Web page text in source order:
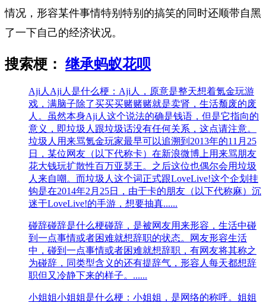
情况，形容某件事情特别特别的搞笑的同时还顺带自黑
了一下自己的经济状况。
搜索梗： 继承蚂蚁花呗
Aji人 Aji人是什么梗：Aji人，原意是整天想着氪金玩游
戏，满脑子除了买买买赌赌赌就是卖肾，生活颓废的废
人。虽然本身Aji人这个说法的确是钱语，但是它指向的
意义，即垃圾人跟垃圾话没有任何关系，这点请注意。
垃圾人用来骂氪金玩家最早可以追溯到2013年的11月25
日，某位网友（以下代称卡）在新浪微博上用来骂朋友
花大钱玩扩散性百万亚瑟王。之后这位也偶尔会用垃圾
人来自嘲。而垃圾人这个词正式跟LoveLive!这个企划挂
钩是在2014年2月25日，由于卡的朋友（以下代称麻）沉
迷于LoveLive!的手游，想要抽真......
碰辞碰辞是什么梗碰辞，是被网友用来形容，生活中碰
到一点事情或者困难就想辞职的状态。网友形容生活
中，碰到一点事情或者困难就想辞职，有网友将其称之
为碰辞，同类型含义的还有提辞气，形容人每天都想辞
职但又冷静下来的样子。......
小姐姐小姐姐是什么梗：小姐姐，是网络的称呼。姐姐